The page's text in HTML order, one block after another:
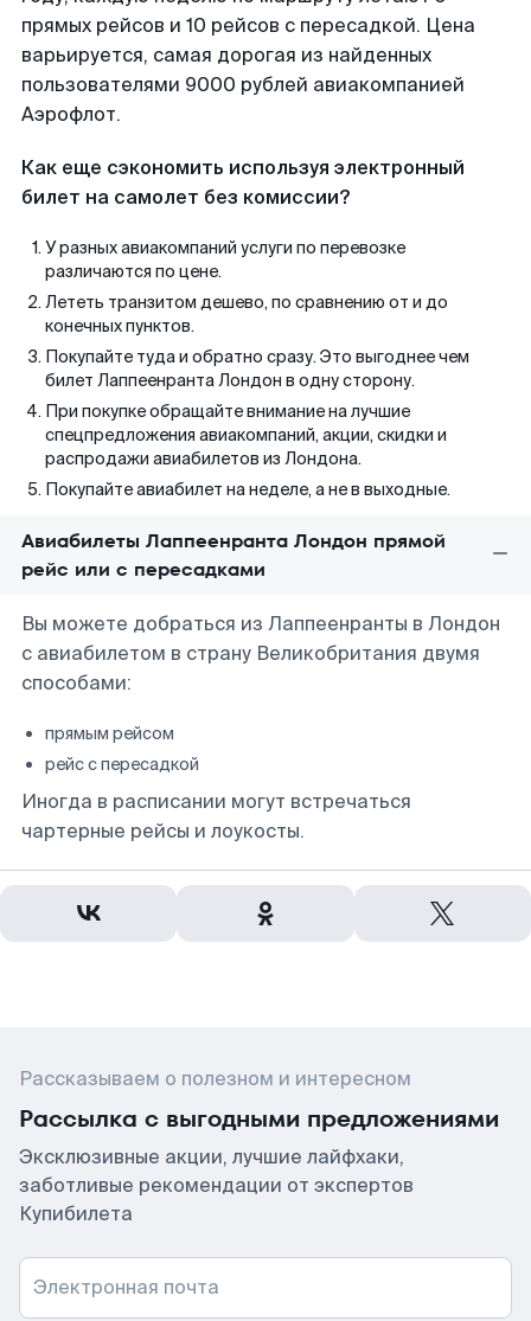
прямых рейсов и 10 рейсов с пересадкой. Цена
варьируется, самая дорогая из найденных
пользователями 9000 рублей авиакомпанией
Аэрофлот.
Как еще сэкономить используя электронный
билет на самолет без комиссии?
У разных авиакомпаний услуги по перевозке
различаются по цене.
Лететь транзитом дешево, по сравнению от и до
конечных пунктов.
Покупайте туда и обратно сразу. Это выгоднее чем
билет Лаппеенранта Лондон в одну сторону.
При покупке обращайте внимание на лучшие
спецпредложения авиакомпаний, акции, скидки и
распродажи авиабилетов из Лондона.
Покупайте авиабилет на неделе, а не в выходные.
Авиабилеты Лаппеенранта Лондон прямой
рейс или с пересадками
Вы можете добраться из Лаппеенранты в Лондон
с авиабилетом в страну Великобритания двумя
способами:
прямым рейсом
рейс с пересадкой
Иногда в расписании могут встречаться
чартерные рейсы и лоукосты.
Рассказываем о полезном и интересном
Рассылка с выгодными предложениями
Эксклюзивные акции, лучшие лайфхаки,
заботливые рекомендации от экспертов
Купибилета
Электронная почта